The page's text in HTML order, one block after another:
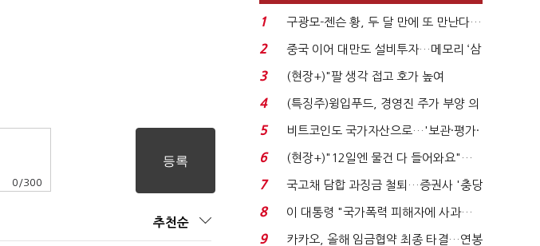
0 /300
추천순
1
구광모-젠슨 황, 두 달 만에 또 만난다…
로봇·AI 등 논...
2
중국 이어 대만도 설비투자…메모리 ‘삼
국전쟁’
3
(현장+)"팔 생각 접고 호가 높여
요"…'덜 똘똘한 한 채' 20...
4
(특징주)윙입푸드, 경영진 주가 부양 의
지에 상한가...
5
비트코인도 국가자산으로…'보관·평가·
처분' 기준은 ...
6
(현장+)"12일엔 물건 다 들어와요"…
빈 매대 채우며 문 연 ...
7
국고채 담합 과징금 철퇴…증권사 '충당
금 폭탄' 우려...
8
이 대통령 "국가폭력 피해자에 사과…
적극적 조사로 진...
9
카카오, 올해 임금협약 최종 타결…연봉